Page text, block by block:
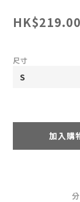
HK$219.00
尺寸
加入購